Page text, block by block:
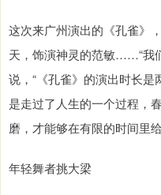
这次来广州演出的《孔雀》
天，饰演神灵的范敏……“我
说，“《孔雀》的演出时长
是走过了人生的一个过程，
磨，才能够在有限的时间里
年轻舞者挑大梁